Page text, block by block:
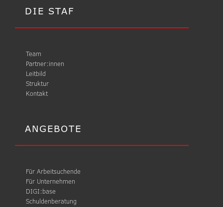
DIE STAF
Team
Partner:innen
Leitbild
Struktur
Kontakt
ANGEBOTE
Für Arbeitsuchende
Für Unternehmen
DIGI:base
Schuldenberatung